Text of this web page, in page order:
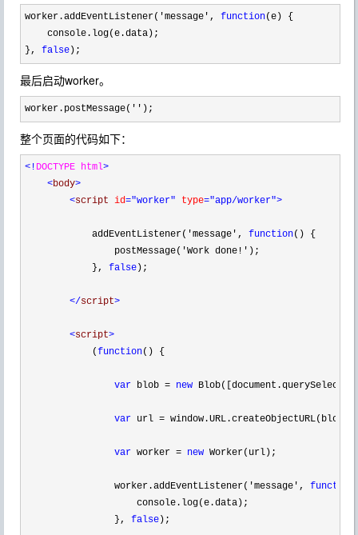
worker.addEventListener('message', function(e) {
    console.log(e.data);
}, false );
最后启动worker。
worker.postMessage('');
整个页面的代码如下：
<! DOCTYPE html>
<body>
<script id="worker" type="app/worker">
            addEventListener(
'message ' , function() {
                postMessage(
'Work done! ' );
            },
false );
</script>
<script>
            (
function() {
var blob = new
var url = window.URL.createObjectURL(blob);
var worker = new Worker(url);
                worker.addEventListener(
'message ' , function
                    console.log(e.data);
                },
false );